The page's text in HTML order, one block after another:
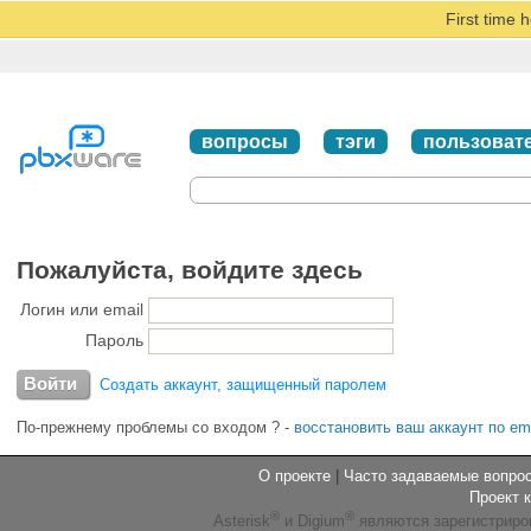
First time
вопросы тэги
Пожалуйста, войдите здесь
Логин или email
Пароль
Создать аккаунт, защищенный паролем
По-прежнему проблемы со входом ? - восстановить ваш аккаунт по
О проекте | Часто задаваемые
Проект
Asterisk ® и Digium ® являются